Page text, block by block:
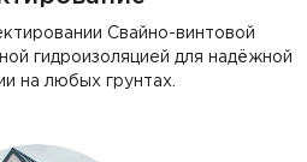
Свайно-винтовой
гидроизоляцией для надёжной
на любых грунтах.